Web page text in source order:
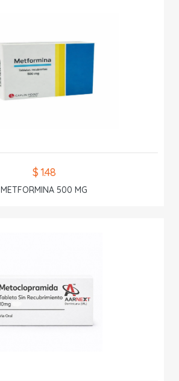
$ 1.48
METFORMINA 500 MG